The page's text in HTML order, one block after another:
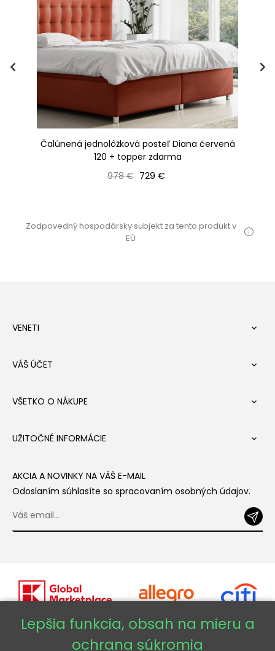
Čalúnená jednolôžková posteľ Diana červená
120 + topper zdarma
Bežná cena
978 € Cena
729 €
Zodpovedný hospodársky subjekt za tento produkt v
EÚ
VENETI 
VÁŠ ÚČET 
VŠETKO O NÁKUPE 
UŽITOČNÉ INFORMÁCIE 
AKCIA A NOVINKY NA VÁŠ E-MAIL
Odoslaním súhlasíte so spracovaním osobných údajov.
Lepšia funkcia, obsah na mieru a
ochrana súkromia